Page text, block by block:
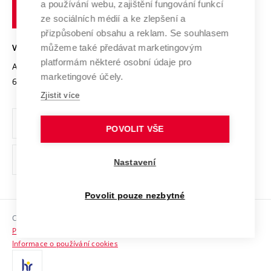
Transfer znalostí
Open Science
Projekty
Projekty ze strukturálních fondů
Specifický výzkum
Mezinárodní dohody
Univerzitní sítě
Podnikavá univerzita / ContriBUTe
Bezpečná univerzita
Vyznamenání
Organizační struktura
Ochrana osobních údajů
odkaz)
Sociální bezpečí
HR Award
technické
Brně
VYSOKÉ UČENÍ TECHNICKÉ V BRNĚ
Antonínská 548/1
602 00 Brno
www.vut.cz
vut@vutbr.cz
Copyright © 2026 VUT
Prohlášení o přístupnosti
Informace o používání cookies
a používání webu, zajištění fungování funkcí
ze sociálních médií a ke zlepšení a
přizpůsobení obsahu a reklam. Se souhlasem
můžeme také předávat marketingovým
platformám některé osobní údaje pro
marketingové účely.
Zjistit více
POVOLIT VŠE
Nastavení
Povolit pouze nezbytné